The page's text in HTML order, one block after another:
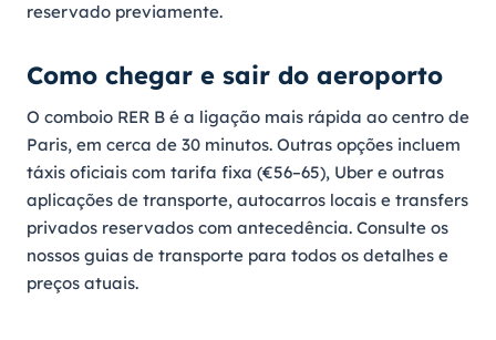
reservado previamente.
Como chegar e sair do aeroporto
O comboio RER B é a ligação mais rápida ao centro de
Paris, em cerca de 30 minutos. Outras opções incluem
táxis oficiais com tarifa fixa (€56–65), Uber e outras
aplicações de transporte, autocarros locais e transfers
privados reservados com antecedência. Consulte os
nossos guias de transporte para todos os detalhes e
preços atuais.